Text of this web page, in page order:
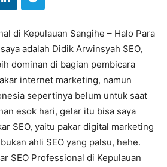
di Kepulauan Sangihe – Halo Para
adalah Didik Arwinsyah SEO,
dominan di bagian pembicara
internet marketing, namun
sepertinya belum untuk saat
esok hari, gelar itu bisa saya
SEO, yaitu pakar digital marketing
ahli SEO yang palsu, hehe.
SEO Professional di Kepulauan